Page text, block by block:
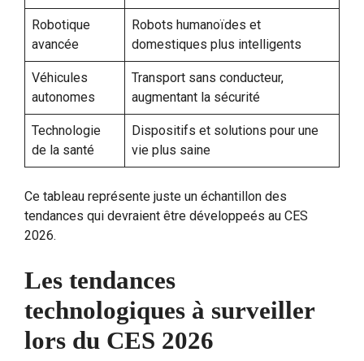
Robotique
avancée
Robots humanoïdes et
domestiques plus intelligents
Véhicules
autonomes
Transport sans conducteur,
augmentant la sécurité
Technologie
de la santé
Dispositifs et solutions pour une
vie plus saine
Ce tableau représente juste un échantillon des
tendances qui devraient être développeés au CES
2026.
Les tendances
technologiques à surveiller
lors du CES 2026